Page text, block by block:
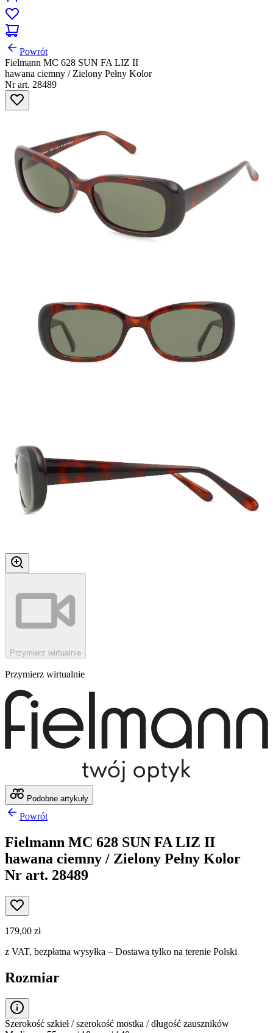
Powrót
Fielmann MC 628 SUN FA LIZ II
hawana ciemny / Zielony Pełny Kolor
Nr art. 28489
Przymierz wirtualnie
Przymierz wirtualnie
Podobne artykuły
Powrót
Fielmann MC 628 SUN FA LIZ II
hawana ciemny / Zielony Pełny Kolor
Nr art. 28489
179,00 zł
z VAT, bezpłatna wysyłka – Dostawa tylko na terenie Polski
Rozmiar
Szerokość szkieł / szerokość mostka / długość zauszników